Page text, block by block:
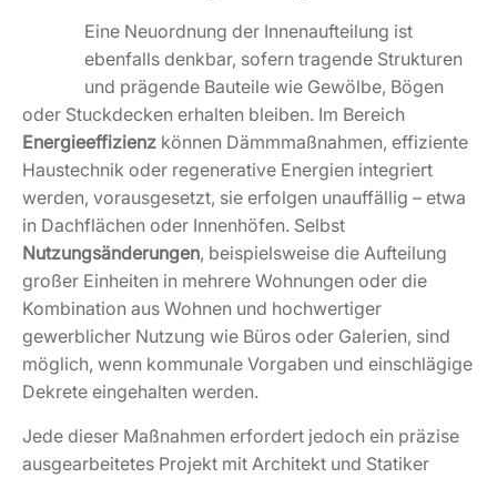
Eine Neuordnung der Innenaufteilung ist
ebenfalls denkbar, sofern tragende Strukturen
und prägende Bauteile wie Gewölbe, Bögen
oder Stuckdecken erhalten bleiben. Im Bereich
Energieeffizienz können Dämmmaßnahmen, effiziente
Haustechnik oder regenerative Energien integriert
werden, vorausgesetzt, sie erfolgen unauffällig – etwa
in Dachflächen oder Innenhöfen. Selbst
Nutzungsänderungen, beispielsweise die Aufteilung
großer Einheiten in mehrere Wohnungen oder die
Kombination aus Wohnen und hochwertiger
gewerblicher Nutzung wie Büros oder Galerien, sind
möglich, wenn kommunale Vorgaben und einschlägige
Dekrete eingehalten werden.
Jede dieser Maßnahmen erfordert jedoch ein präzise
ausgearbeitetes Projekt mit Architekt und Statiker